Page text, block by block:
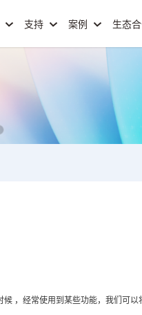
支持 案例 生态
，经常使用到某些功能，我们可以